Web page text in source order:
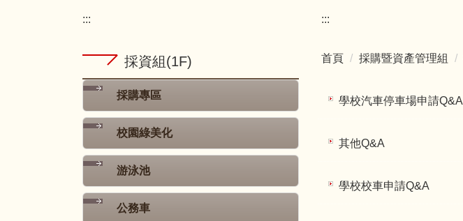
:::
採資組(1F)
採購專區
校園綠美化
游泳池
公務車
:::
首頁 採購暨資產管理組
學校汽車停車場申請Q&A
其他Q&A
學校校車申請Q&A